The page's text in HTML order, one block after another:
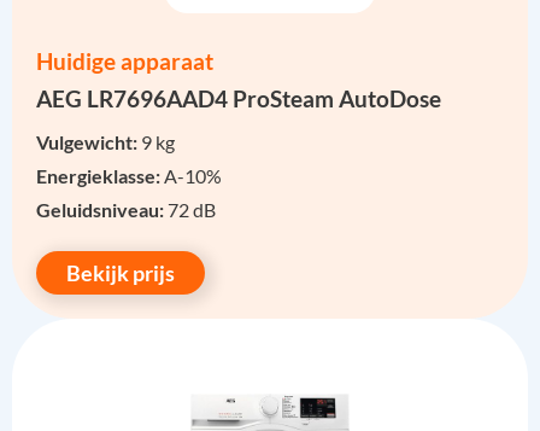
Huidige apparaat
AEG LR7696AAD4 ProSteam AutoDose
Vulgewicht: 9 kg
Energieklasse:A-10%
Geluidsniveau: 72 dB
Bekijk prijs